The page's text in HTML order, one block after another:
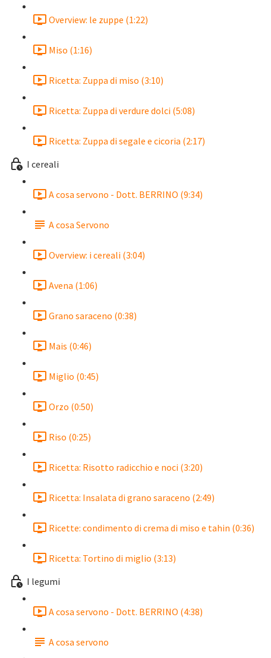
Overview: le zuppe (1:22)
Miso (1:16)
Ricetta: Zuppa di miso (3:10)
Ricetta: Zuppa di verdure dolci (5:08)
Ricetta: Zuppa di segale e cicoria (2:17)
I cereali
A cosa servono - Dott. BERRINO (9:34)
A cosa Servono
Overview: i cereali (3:04)
Avena (1:06)
Grano saraceno (0:38)
Mais (0:46)
Miglio (0:45)
Orzo (0:50)
Riso (0:25)
Ricetta: Risotto radicchio e noci (3:20)
Ricetta: Insalata di grano saraceno (2:49)
Ricette: condimento di crema di miso e tahin (0:36)
Ricetta: Tortino di miglio (3:13)
I legumi
A cosa servono - Dott. BERRINO (4:38)
A cosa servono